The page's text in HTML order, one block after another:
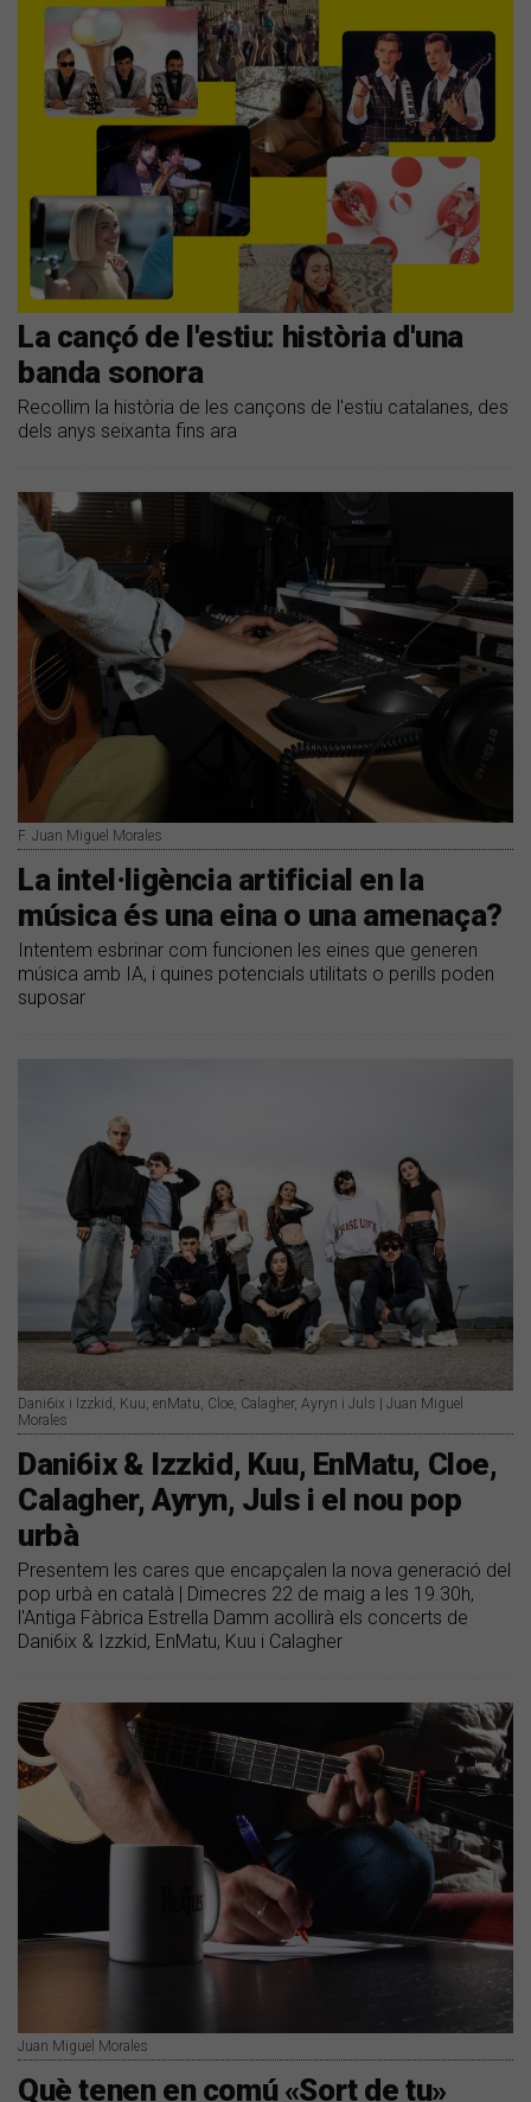
La cançó de l'estiu: història d'una
banda sonora
Recollim la història de les cançons de l'estiu catalanes, des
dels anys seixanta fins ara
F. Juan Miguel Morales
La intel·ligència artificial en la
música és una eina o una amenaça?
Intentem esbrinar com funcionen les eines que generen
música amb IA, i quines potencials utilitats o perills poden
suposar
Dani6ix i Izzkid, Kuu, enMatu, Cloe, Calagher, Ayryn i Juls | Juan Miguel
Morales
Dani6ix & Izzkid, Kuu, EnMatu, Cloe,
Calagher, Ayryn, Juls i el nou pop
urbà
Presentem les cares que encapçalen la nova generació del
pop urbà en català | Dimecres 22 de maig a les 19.30h,
l'Antiga Fàbrica Estrella Damm acollirà els concerts de
Dani6ix & Izzkid, EnMatu, Kuu i Calagher
Juan Miguel Morales
Què tenen en comú «Sort de tu»